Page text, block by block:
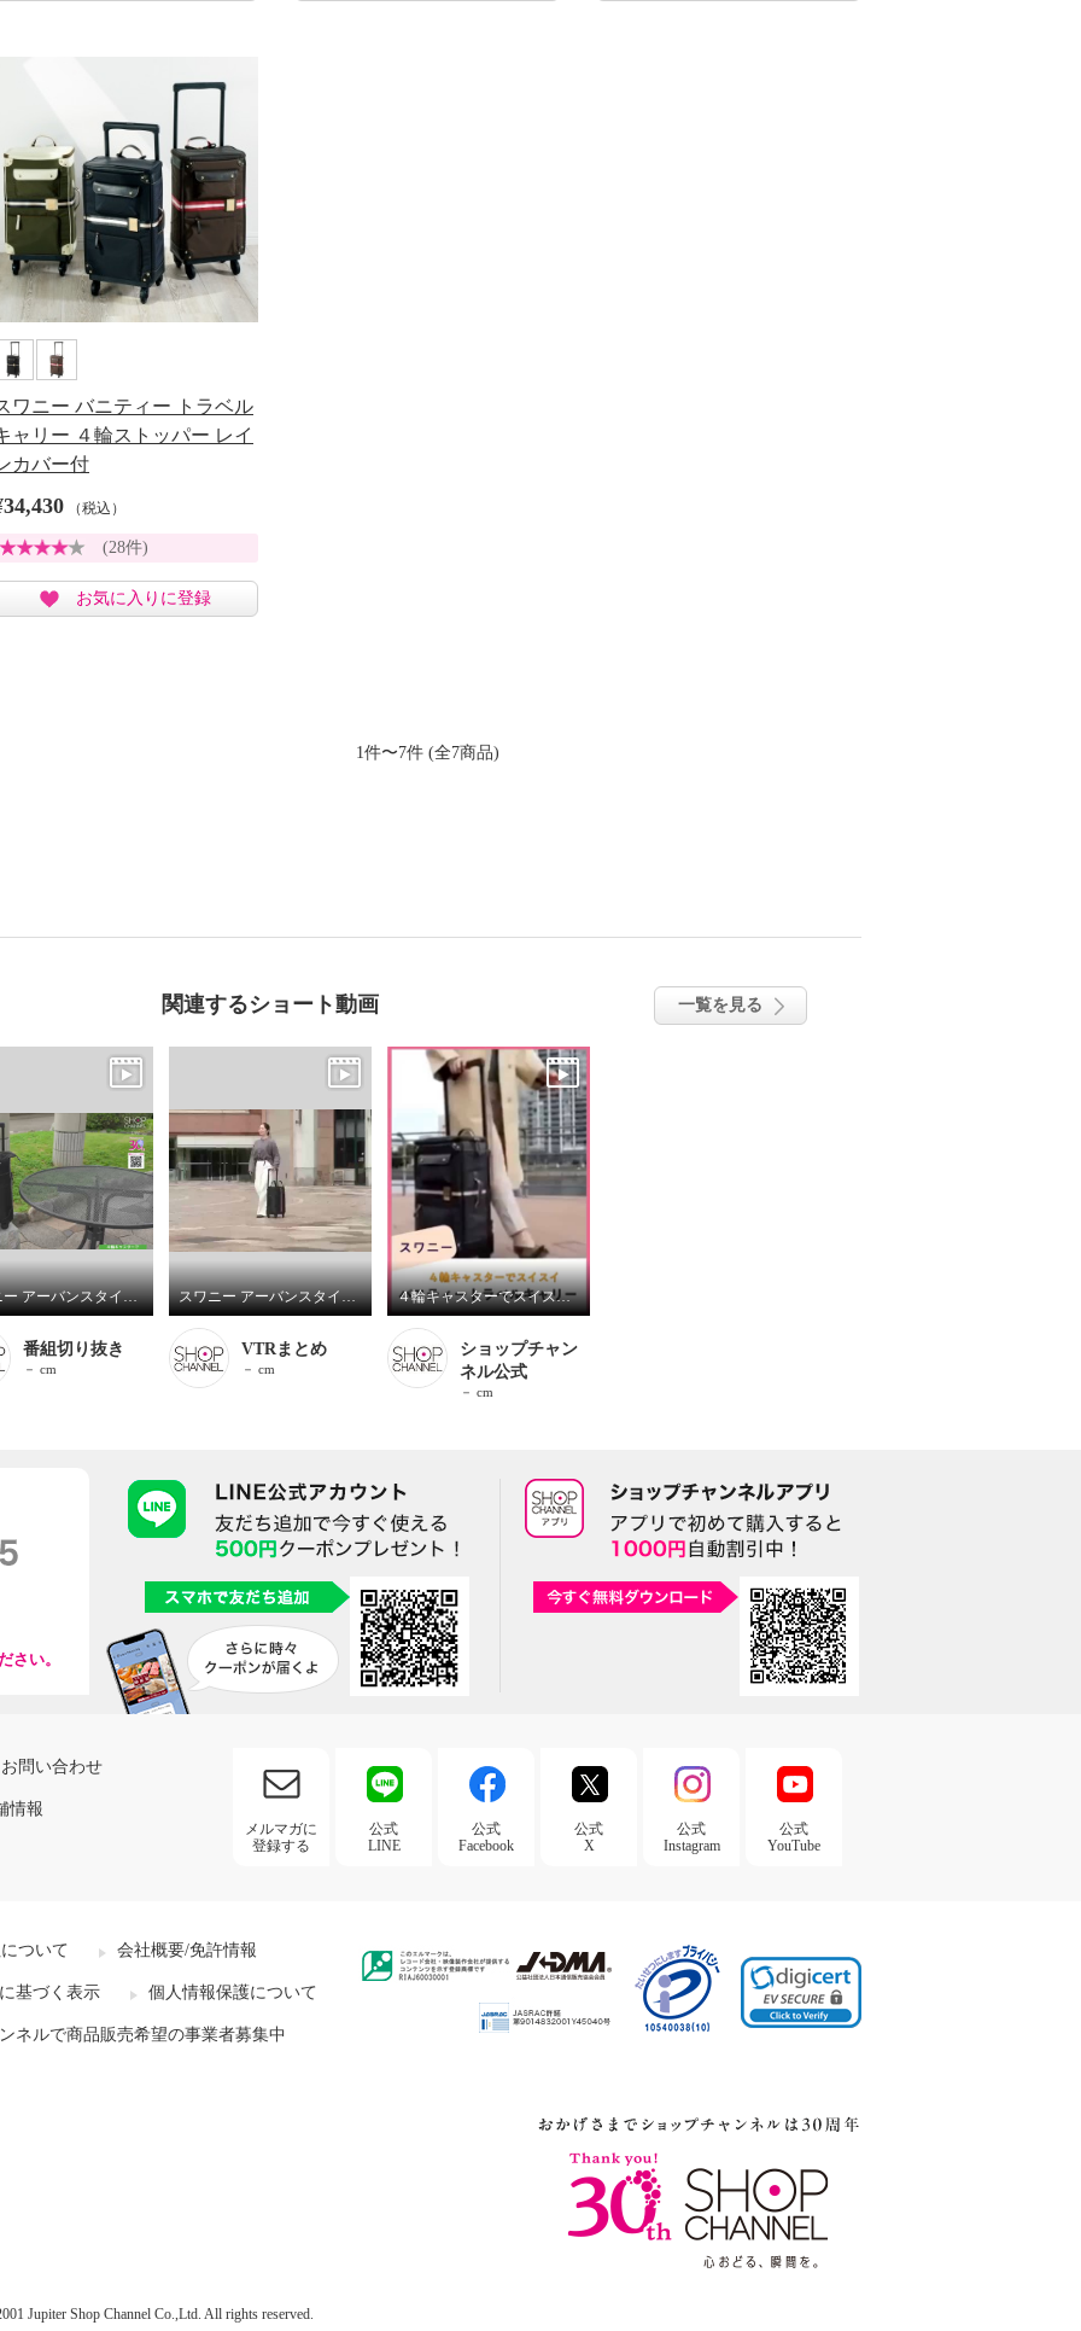
ワニー バニティー トラベル
ャリー ４輪ストッパー レイ
カバー付
（税込）
(28件)
お気に入りに登録
1件〜7件 (全7商品)
関連するショート動画 一覧を見る
スワニー アーバンスタイル トートキャリー ４輪ストッパー付 ＜Ｌサイズ＞
番組切り抜き
－ cm
スワニー アーバンスタイル トートキャリー ４輪ストッパー付 ＜Ｌサイズ＞
VTRまとめ
－ cm
４輪キャスターでスイスイ楽々「スワニー」
ショップチャン
ネル公式
－ cm
さい。
お問い合わせ
情報
メルマガに
登録する
公式
LINE
公式
Facebook
公式
X
公式
Instagram
公式
YouTube
ついて 会社概要/免許情報
基づく表示 個人情報保護について
ネルで商品販売希望の事業者募集中
Jupiter Shop Channel Co.,Ltd. All rights reserved.